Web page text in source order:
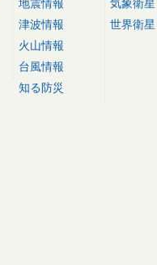
地震情報
津波情報
火山情報
台風情報
知る防災
気象衛星
世界衛星